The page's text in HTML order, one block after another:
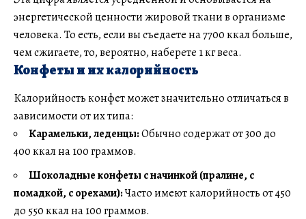
энергетической ценности жировой ткани в организме
человека. То есть, если вы съедаете на 7700 ккал больше,
чем сжигаете, то, вероятно, наберете 1 кг веса.
Конфеты и их калорийность
Калорийность конфет может значительно отличаться в
зависимости от их типа:
Карамельки, леденцы:Обычно содержат от 300 до
400 ккал на 100 граммов.
Шоколадные конфеты с начинкой (пралине, с
помадкой, с орехами):Часто имеют калорийность от 450
до 550 ккал на 100 граммов.